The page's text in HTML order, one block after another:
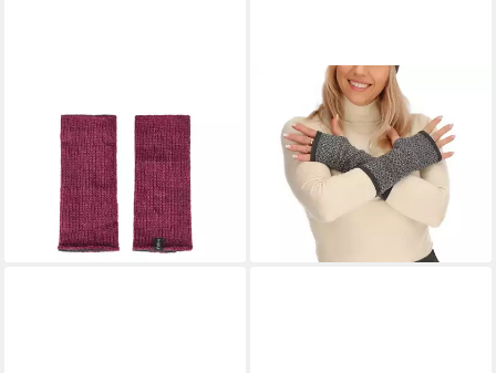
Armstulpen THC Armstulpen
glatt AS771 (1 Paar, 1-St., 1
Paar) praktisches Daumenloch
22,90 €
(22,90 €/ 1 Paar)
lieferbar - in 3-4 Werktagen bei dir
KUNST UND MAGIE
Armstulpen Armstulpen
Merinowolle Stulpen
Handwärmer Pulswärmer
Handschuhe Strick
39,90 €
lieferbar - in 2-3 Werktagen bei dir